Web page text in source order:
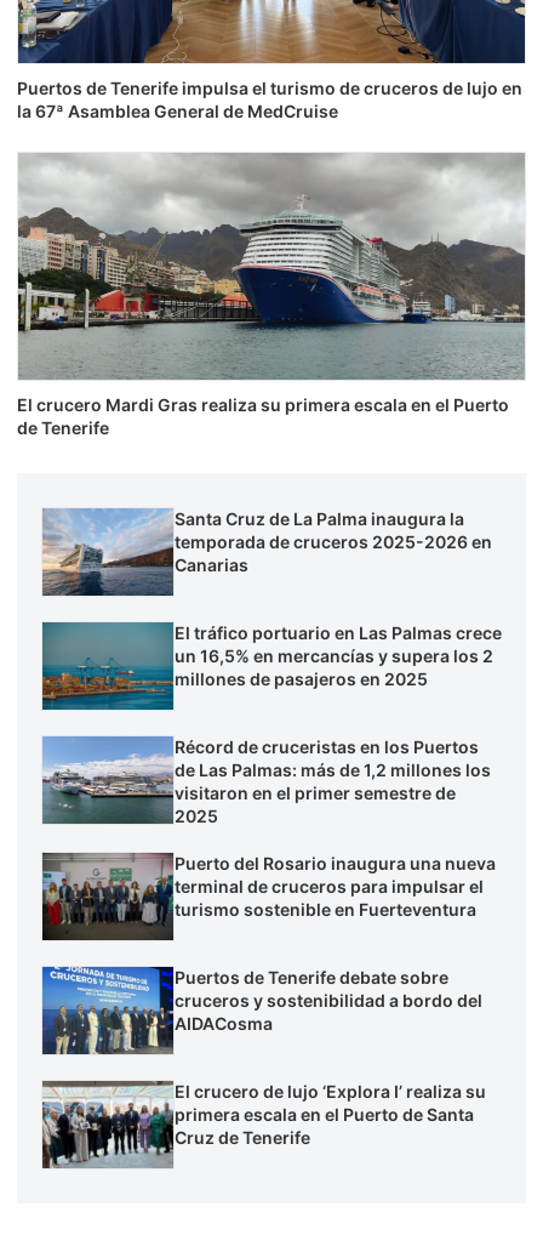
Puertos de Tenerife impulsa el turismo de cruceros de lujo en
la 67ª Asamblea General de MedCruise
El crucero Mardi Gras realiza su primera escala en el Puerto
de Tenerife
Santa Cruz de La Palma inaugura la
temporada de cruceros 2025-2026 en
Canarias
El tráfico portuario en Las Palmas crece
un 16,5% en mercancías y supera los 2
millones de pasajeros en 2025
Récord de cruceristas en los Puertos
de Las Palmas: más de 1,2 millones los
visitaron en el primer semestre de
2025
Puerto del Rosario inaugura una nueva
terminal de cruceros para impulsar el
turismo sostenible en Fuerteventura
Puertos de Tenerife debate sobre
cruceros y sostenibilidad a bordo del
AIDACosma
El crucero de lujo ‘Explora I’ realiza su
primera escala en el Puerto de Santa
Cruz de Tenerife